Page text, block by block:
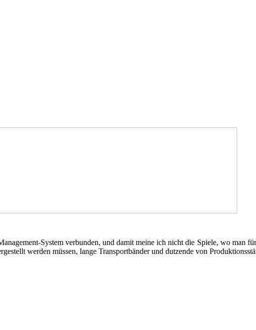
System verbunden, und damit meine ich nicht die Spiele, wo man
werden müssen, lange Transportbänder und dutzende von